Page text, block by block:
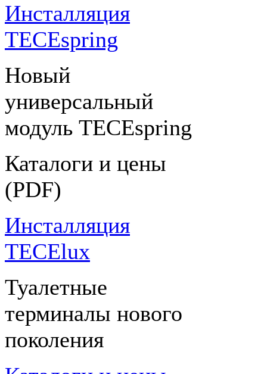
Инсталляция
TECEspring
Новый
универсальный
модуль TECEspring
Каталоги и цены
(PDF)
Инсталляция
TECElux
Туалетные
терминалы нового
поколения